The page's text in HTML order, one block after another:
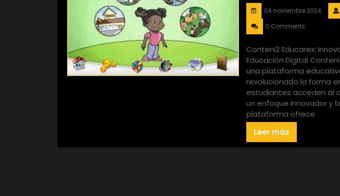
04 noviembre 2024
0 Comments
Conteni2 Educarex:
Educación Digital
una plataforma
revolucionado la forma
estudiantes acceden al
un enfoque innovador y
plataforma ofrece
Leer más